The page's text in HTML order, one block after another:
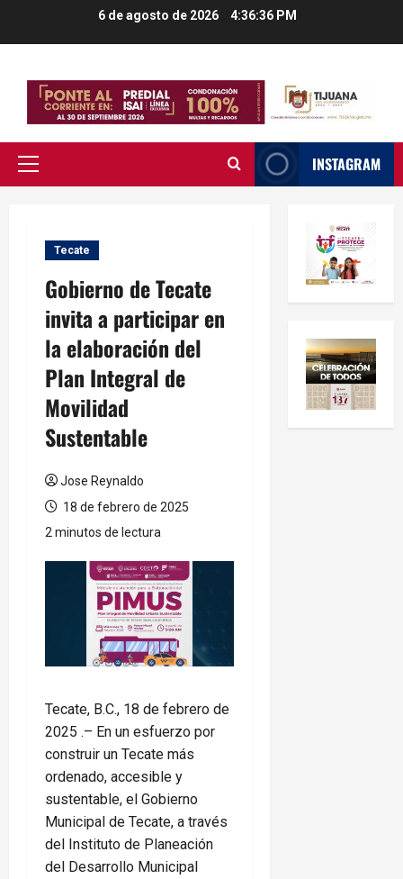
6 de agosto de 2026 4:36:37 PM
Menú
INSTAGRAM
Tecate
Gobierno de Tecate
invita a participar en
la elaboración del
Plan Integral de
Movilidad
Sustentable
Jose Reynaldo
18 de febrero de 2025
2 minutos de lectura
Tecate, B.C., 18 de febrero de
2025 .– En un esfuerzo por
construir un Tecate más
ordenado, accesible y
sustentable, el Gobierno
Municipal de Tecate, a través
del Instituto de Planeación
del Desarrollo Municipal